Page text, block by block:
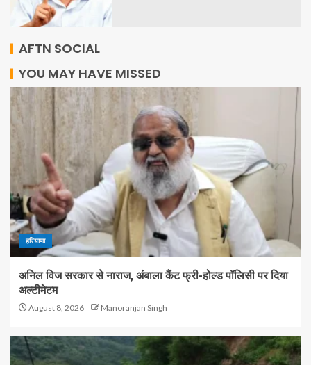
AFTN SOCIAL
YOU MAY HAVE MISSED
हरियाणा
अनिल विज सरकार से नाराज, अंबाला कैंट फ्री-होल्ड पॉलिसी पर दिया
अल्टीमेटम
August 8, 2026 Manoranjan Singh